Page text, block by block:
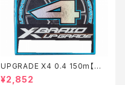
UPGRADE X4 0.4 150m【特
価仕掛】【20】
¥2,852